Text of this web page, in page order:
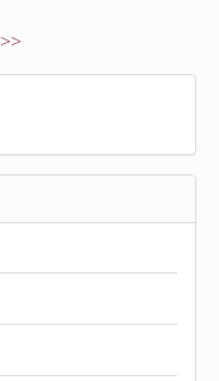
>>